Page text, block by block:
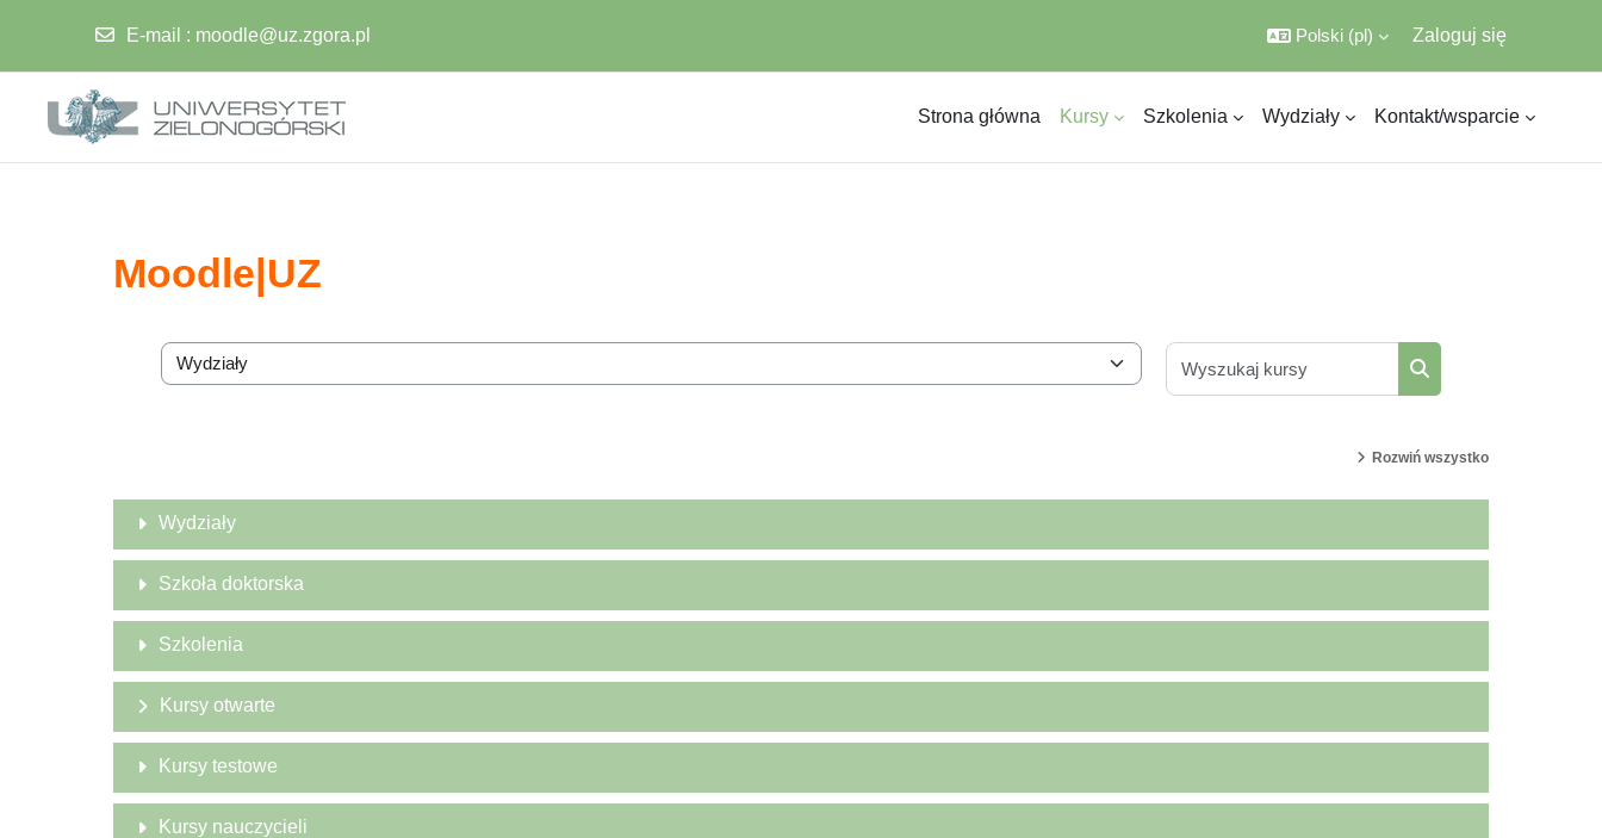
E-mail : moodle@uz.zgora.pl Polski ‎(pl)‎ Zaloguj się
Strona główna Kursy Szkolenia Wydziały Kontakt/wsparcie
Moodle|UZ
Kategorie kursów
Wyszukaj kursy
Rozwiń wszystko
Wydziały
Szkoła doktorska
Szkolenia
Kursy otwarte
Kursy testowe
Kursy nauczycieli